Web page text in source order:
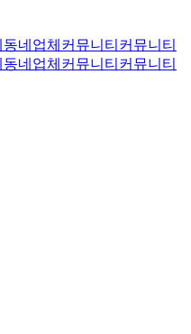
동네업체 커뮤니티 커뮤니티
동네업체 커뮤니티 커뮤니티